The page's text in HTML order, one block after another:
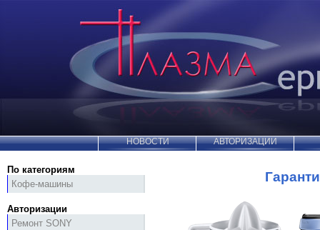
НОВОСТИ АВТОРИЗАЦИИ
По категориям
Кофе-машины
Авторизации
Ремонт SONY